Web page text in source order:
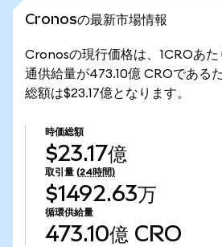
Cronosの最新市場情報
Cronosの現行価格は、1CROあ
通供給量が473.10億 CROである
総額は$23.17億となります。
時価総額
$23.17億
取引量 (24時間)
$1492.63万
循環供給量
473.10億 CRO